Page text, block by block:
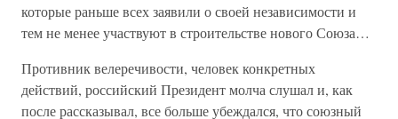
которые раньше всех заявили о своей независимости и
тем не менее участвуют в строительстве нового Союза…
Противник велеречивости, человек конкретных
действий, российский Президент молча слушал и, как
после рассказывал, все больше убеждался, что союзный